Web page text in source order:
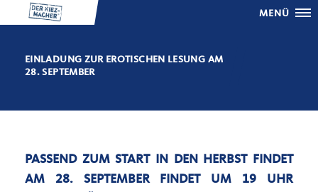
MENÜ
EINLADUNG ZUR EROTISCHEN LESUNG AM
28. SEPTEMBER
PASSEND ZUM START IN DEN HERBST FINDET
AM 28. SEPTEMBER FINDET UM 19 UHR